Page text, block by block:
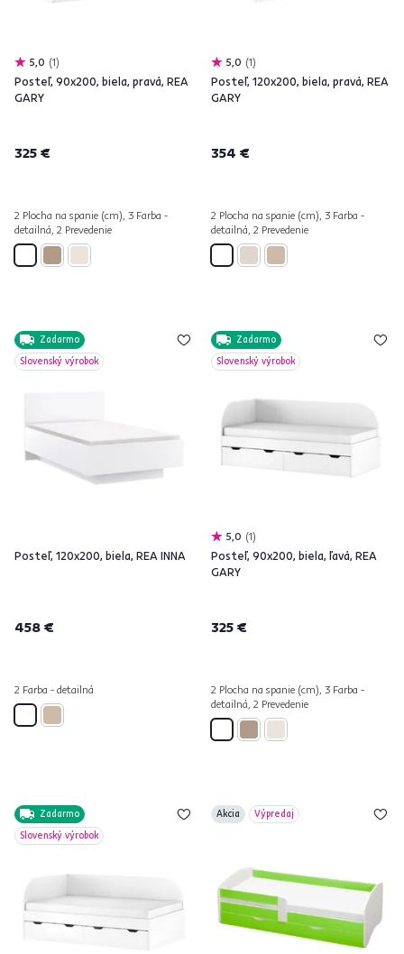
5,0 1
Posteľ, 90x200, biela, pravá, REA
GARY
325 €
2 Plocha na spanie (cm), 3 Farba -
detailná, 2 Prevedenie
5,0 1
Posteľ, 120x200, biela, pravá, REA
GARY
354 €
2 Plocha na spanie (cm), 3 Farba -
detailná, 2 Prevedenie
Zadarmo
Slovenský výrobok
Posteľ, 120x200, biela, REA INNA
458 €
2 Farba - detailná
Zadarmo
Slovenský výrobok
5,0 1
Posteľ, 90x200, biela, ľavá, REA
GARY
325 €
2 Plocha na spanie (cm), 3 Farba -
detailná, 2 Prevedenie
Zadarmo
Slovenský výrobok
Akcia Výpredaj